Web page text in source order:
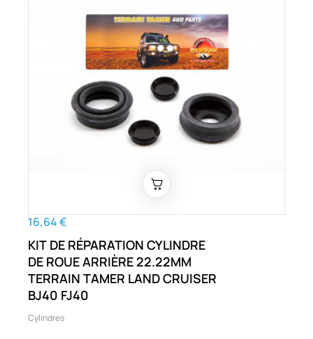
16,64 €
KIT DE RÉPARATION CYLINDRE
DE ROUE ARRIÈRE 22.22MM
TERRAIN TAMER LAND CRUISER
BJ40 FJ40
Cylindres